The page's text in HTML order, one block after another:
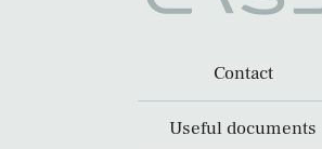
Contact
Useful documents